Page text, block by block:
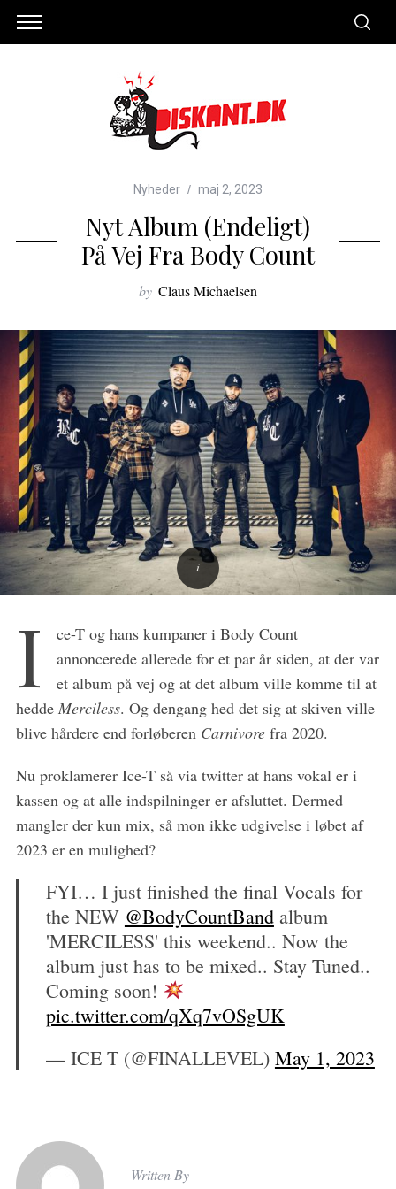
Nyheder maj 2, 2023
Nyt Album (endeligt)
På Vej Fra Body Count
by Claus Michaelsen
I
ce-T og hans kumpaner i Body Count
annoncerede allerede for et par år siden, at der var
et album på vej og at det album ville komme til at
hedde Merciless. Og dengang hed det sig at skiven ville
blive hårdere end forløberen Carnivore fra 2020.
Nu proklamerer Ice-T så via twitter at hans vokal er i
kassen og at alle indspilninger er afsluttet. Dermed
mangler der kun mix, så mon ikke udgivelse i løbet af
2023 er en mulighed?
FYI… I just finished the final Vocals for
the NEW @BodyCountBandalbum
'MERCILESS' this weekend.. Now the
album just has to be mixed.. Stay Tuned..
Coming soon!
pic.twitter.com/qXq7vOSgUK
— ICE T (@FINALLEVEL) May 1, 2023
Written By
a
r
c
h
o
: